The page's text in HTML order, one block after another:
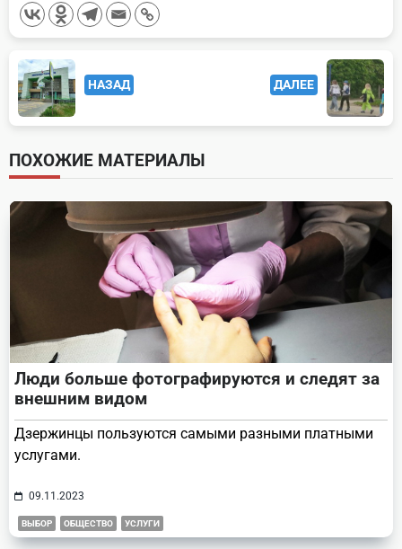
<span
class="nav-
subtitle
screen-
reader-
text">Page</span>
НАЗАД ДАЛЕЕ
ПОХОЖИЕ МАТЕРИАЛЫ
Люди больше фотографируются и следят за
внешним видом
Дзержинцы пользуются самыми разными платными
услугами.
09.11.2023
ВЫБОР ОБЩЕСТВО УСЛУГИ